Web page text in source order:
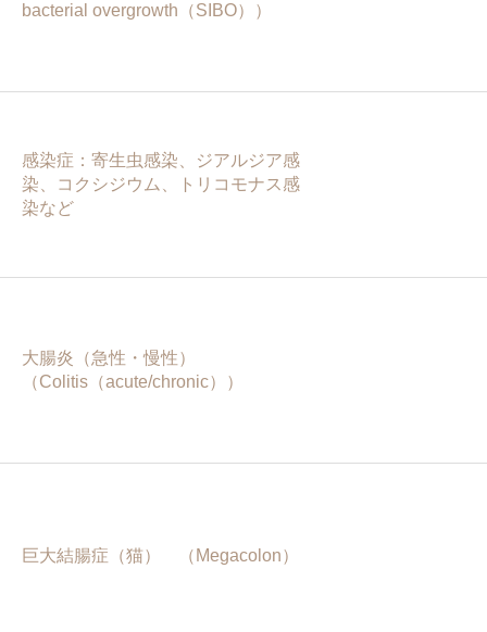
bacterial overgrowth（SIBO））
感染症：寄生虫感染、ジアルジア感
染、コクシジウム、トリコモナス感
染など
大腸炎（急性・慢性）
（Colitis（acute/chronic））
巨大結腸症（猫） （Megacolon）